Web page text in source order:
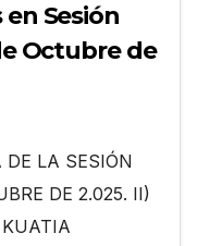
Sesión
Octubre de
DE LA SESIÓN
DE 2.025. II)